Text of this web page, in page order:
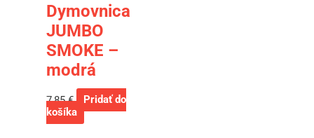
Dymovnica
JUMBO
SMOKE –
modrá
7,85€
Pridať do
košíka